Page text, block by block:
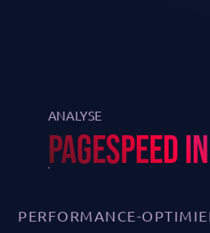
ANALYSE
PAGESPEED
PERFORMANCE-